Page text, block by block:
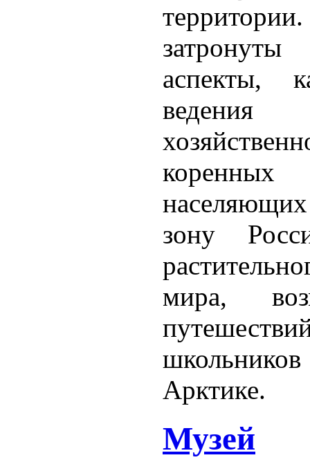
аспекты,
зону
мира,
Арктике.
Музей